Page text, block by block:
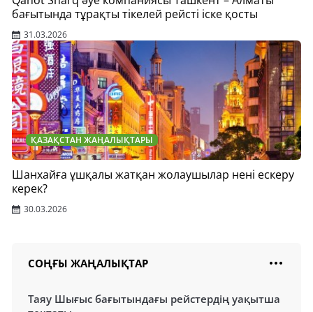
бағытында тұрақты тікелей рейсті іске қосты
31.03.2026
ҚАЗАҚСТАН ЖАҢАЛЫҚТАРЫ
Шанхайға ұшқалы жатқан жолаушылар нені ескеру
керек?
30.03.2026
СОҢҒЫ ЖАҢАЛЫҚТАР
Таяу Шығыс бағытындағы рейстердің уақытша